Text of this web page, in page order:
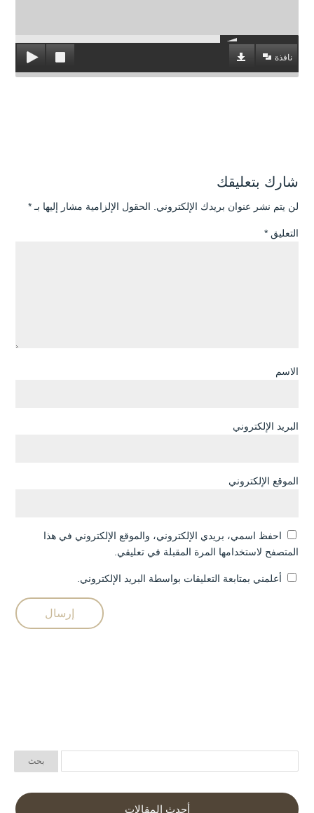
نافذة
شارك بتعليقك
لن يتم نشر عنوان بريدك الإلكتروني. الحقول الإلزامية مشار إليها بـ *
التعليق *
الاسم
البريد الإلكتروني
الموقع الإلكتروني
احفظ اسمي، بريدي الإلكتروني، والموقع الإلكتروني في هذا
المتصفح لاستخدامها المرة المقبلة في تعليقي.
أعلمني بمتابعة التعليقات بواسطة البريد الإلكتروني.
أحدث المقالات